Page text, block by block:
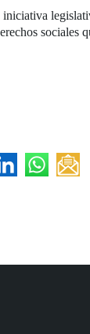
iniciativa
sociales